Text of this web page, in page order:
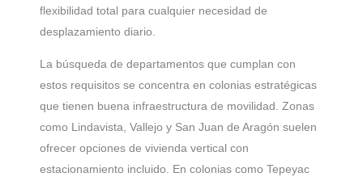
flexibilidad total para cualquier necesidad de
desplazamiento diario.
La búsqueda de departamentos que cumplan con
estos requisitos se concentra en colonias estratégicas
que tienen buena infraestructura de movilidad. Zonas
como Lindavista, Vallejo y San Juan de Aragón suelen
ofrecer opciones de vivienda vertical con
estacionamiento incluido. En colonias como Tepeyac